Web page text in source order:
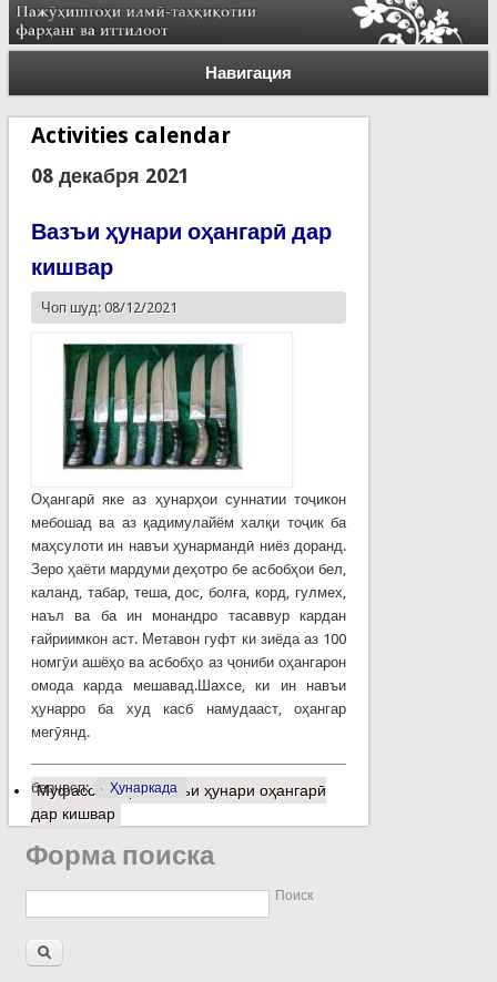
Навигация
Activities calendar
08 декабря 2021
Вазъи ҳунари оҳангарӣ дар
кишвар
Чоп шуд: 08/12/2021
Оҳангарӣ яке аз ҳунарҳои суннатии тоҷикон
мебошад ва аз қадимулайём халқи тоҷик ба
маҳсулоти ин навъи ҳунармандӣ ниёз доранд.
Зеро ҳаёти мардуми деҳотро бе асбобҳои бел,
каланд, табар, теша, дос, болға, корд, гулмех,
наъл ва ба ин монандро тасаввур кардан
ғайриимкон аст. Метавон гуфт ки зиёда аз 100
номгӯи ашёҳо ва асбобҳо аз ҷониби оҳангарон
омода карда мешавад.Шахсе, ки ин навъи
ҳунарро ба худ касб намудааст, оҳангар
мегӯянд.
барчасп: Ҳунаркада
Муфассалтаро Вазъи ҳунари оҳангарӣ
дар кишвар
Форма поиска
Поиск